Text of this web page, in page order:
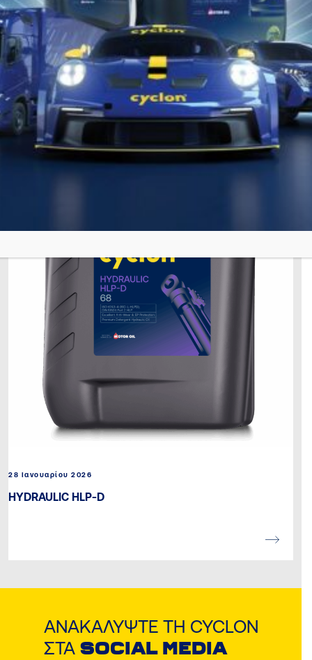
28 Ιανουαρίου 2026
HYDRAULIC HLP-D
28 Ιανουαρίου 2026
HYDRAULIC HLP-D
ΑΝΑΚΑΛΎΨΤΕ ΤΗ CYCLON
ΣΤΑ SOCIAL MEDIA